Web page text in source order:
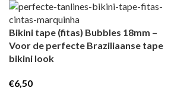
Bikini tape (fitas) Bubbles 18mm –
Voor de perfecte Braziliaanse tape
bikini look
€6,50